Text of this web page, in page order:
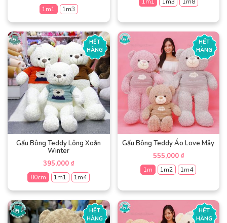
1m1 1m3
Sản
phẩm
này
có
nhiều
biến
thể.
Các
tùy
chọn
có
thể
được
chọn
trên
trang
sản
phẩm
này
có
nhiều
biến
thể.
Các
tùy
chọn
có
thể
được
chọn
trên
trang
sản
Gấu Bông Teddy Lông Xoắn
Winter
395,000₫
HẾT
HÀNG
80cm 1m1 1m4
Sản
phẩm
này
Gấu Bông Teddy Áo Love Mây
555,000 ₫
HẾT
HÀNG
1m 1m2 1m4
này
có
HẾT
HÀNG
HẾT
HÀNG